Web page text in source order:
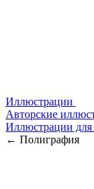
Иллюстрации
Авторские
Иллюстрации
← Полиграфия